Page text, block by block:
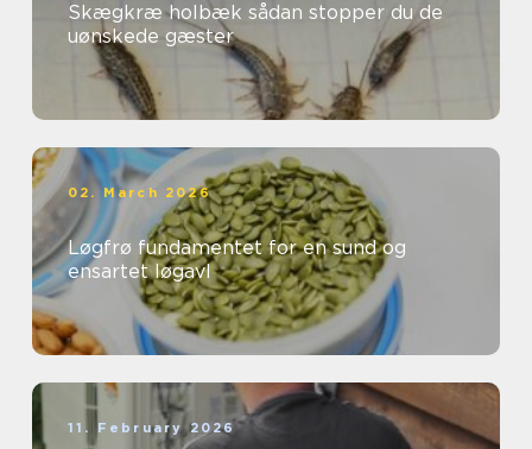
Skægkræ holbæk sådan stopper du de
uønskede gæster
02. March 2026
Løgfrø fundamentet for en sund og
ensartet løgavl
11. February 2026